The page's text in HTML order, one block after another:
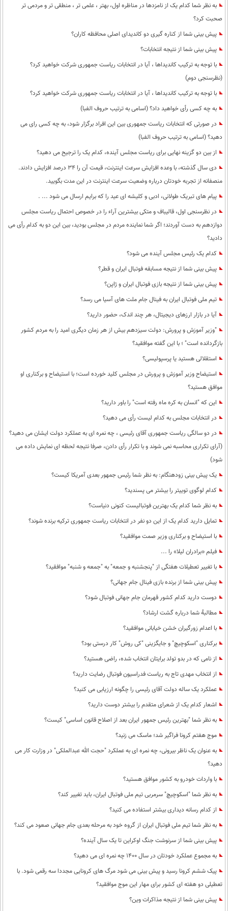
به نظر شما کدام یک از نامزدها در مناظره اول، بهتر ، علمی تر ، منطقی تر و مردمی تر
صحبت کرد؟
پیش بینی شما از کناره گیری دو کاندیدای اصلی محافظه کاران؟
پیش بینی شما از نتیجه انتخابات؟
با توجه به ترکیب کاندیداها ، آیا در انتخابات ریاست جمهوری شرکت خواهید کرد؟
(نظرسنجی دوم)
با توجه به ترکیب کاندیداها ، آیا در انتخابات ریاست جمهوری شرکت خواهید کرد؟
به چه کسی رأی خواهید داد؟ (اسامی به ترتیب حروف الفبا)
در صورتی که انتخابات ریاست جمهوری بین این افراد برگزار شود، به چه کسی رای می
دهید؟ (اسامی به ترتیب حروف الفبا)
از بین دو گزینه نهایی برای ریاست مجلس آینده، کدام یک را ترجیح می دهید؟
دی سال گذشته، با وعده افزایش سرعت اینترنت، قیمت آن را 34 درصد افزایش دادند.
منصفانه از تجربه خودتان درباره وضعیت سرعت اینترنت در این مدت بگویید.
پیام های تبریک طولانی، ادبی و کلیشه ای عید را که برایم ارسال می شود ... .
در نظرسنجی اول، قالیباف و متکی بیشترین آراء را در خصوص احتمال ریاست مجلس
دوازدهم به دست آوردند؛ اگر شما نماینده مردم در مجلس بودید، بین این دو به کدام رأی می
دادید؟
کدام یک رئیس مجلس آینده می شود؟
پیش بینی شما از نتیجه مسابقه فوتبال ایران و قطر؟
پیش بینی شما از نتیجه بازی فوتبال ایران و ژاپن؟
تیم ملی فوتبال ایران به فینال جام ملت های آسیا می رسد؟
آیا در بازار ارزهای دیجیتال، هر چند اندک، حضور دارید؟
"وزیر آموزش و پرورش: دولت سیزدهم بیش از هر زمان دیگری امید را به مردم کشور
بازگردانده است" ؛ با این گفته موافقید؟
استقلالی هستید یا پرسپولیسی؟
استیضاح وزیر آموزش و پرورش در مجلس کلید خورده است؛ با استیضاح و برکناری او
موافق هستید؟
این که "انسان به کره ماه رفته است" را باور دارید؟
در انتخابات مجلس به کدام لیست رأی می دهید؟
در دو سالگی ریاست جمهوری آقای رئیسی ، چه نمره ای به عملکرد دولت ایشان می دهید؟
(آرای تکراری محاسبه نمی شوند و با تکرار رأی دادن، صرفا نتیجه لحظه ای نمایش داده می
شود)
یک پیش بینی زودهنگام: به نظر شما رئیس جمهور بعدی آمریکا کیست؟
کدام لوگوی توییتر را بیشتر می پسندید؟
به نظر شما کدام یک بهترین فوتبالیست کنونی دنیاست؟
تمایل دارید کدام یک از این دو نفر در انتخابات ریاست جمهوری ترکیه برنده شوند؟
با استیضاح و برکناری وزیر صمت موافقید؟
فیلم «برادران لیلا» را ...
با تغییر تعطیلات هفتگی از "پنجشنبه و جمعه" به "جمعه و شنبه" موافقید؟
پیش بینی شما از برنده بازی فینال جام جهانی؟
دوست دارید کدام کشور قهرمان جام جهانی فوتبال شود؟
مطالبۀ شما درباره گشت ارشاد؟
با اعدام زورگیران خشن خیابانی موافقید؟
برکناری "اسکوچیچ" و جایگزینی "کی روش" کار درستی بود؟
از نامی که در بدو تولد برایتان انتخاب شده، راضی هستید؟
از انتخاب مهدی تاج به ریاست فدراسیون فوتبال رضایت دارید؟
عملکرد یک ساله دولت آقای رئیسی را چگونه ارزیابی می کنید؟
اشعار کدام یک از شعرای متقدم را بیشتر دوست دارید؟
به نظر شما "بهترین رئیس جمهور ایران بعد از اصلاح قانون اساسی" کیست؟
موج هفتم کرونا فراگیر شد؛ ماسک می زنید؟
به عنوان یک ناظر بیرونی، چه نمره ای به عملکرد "حجت الله عبدالملکی" در وزارت کار می
دهید؟
با واردات خودرو به کشور موافق هستید؟
به نظر شما "اسکوچیچ" سرمربی تیم ملی فوتبال ایران، باید تغییر کند؟
از کدام رسانه دیداری بیشتر استفاده می کنید؟
به نظر شما تیم ملی فوتبال ایران از گروه خود به مرحله بعدی جام جهانی صعود می کند؟
پیش بینی شما از سرنوشت جنگ اوکراین تا یک سال آینده؟
به مجموع عملکرد خودتان در سال 1400 چه نمره ای می دهید؟
پیک ششم کرونا رسید و پیش بینی می شود مرگ های کرونایی مجددا سه رقمی شود. با
تعطیلی دو هفته ای کشور برای مهار این موج موافقید؟
پیش بینی شما از نتیجه مذاکرات وین؟